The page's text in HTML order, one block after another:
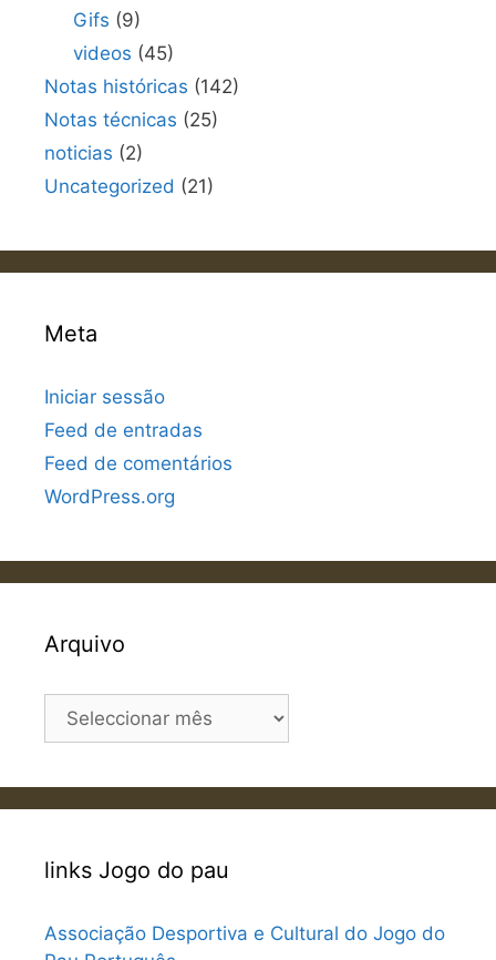
Gifs (9)
videos (45)
Notas históricas (142)
Notas técnicas (25)
noticias (2)
Uncategorized (21)
Meta
Iniciar sessão
Feed de entradas
Feed de comentários
WordPress.org
Arquivo
Arquivo
links Jogo do pau
Associação Desportiva e Cultural do Jogo do